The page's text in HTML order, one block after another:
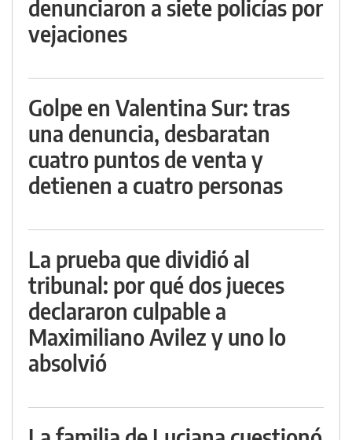
denunciaron a siete policías por
vejaciones
Golpe en Valentina Sur: tras
una denuncia, desbaratan
cuatro puntos de venta y
detienen a cuatro personas
La prueba que dividió al
tribunal: por qué dos jueces
declararon culpable a
Maximiliano Avilez y uno lo
absolvió